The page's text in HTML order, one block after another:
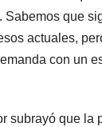
Sabemos que
actuales,
con un
subrayó que la